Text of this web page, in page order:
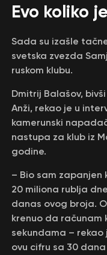
Evo koliko
Sada su izašle
svetska zvezda
ruskom klubu.
Dmitrij Balašov,
Anži, rekao je u
kamerunski
nastupa za klub iz
godine.
– Bio sam
20 miliona rublja
danas ovog broja.
krenuo da računam
sekundama – rekao
ovu cifru sa 30